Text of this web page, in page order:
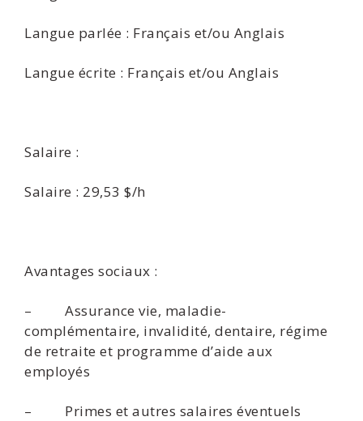
Langue parlée : Français et/ou Anglais
Langue écrite : Français et/ou Anglais
Salaire :
Salaire : 29,53 $/h
Avantages sociaux :
– Assurance vie, maladie-
complémentaire, invalidité, dentaire, régime
de retraite et programme d’aide aux
employés
– Primes et autres salaires éventuels